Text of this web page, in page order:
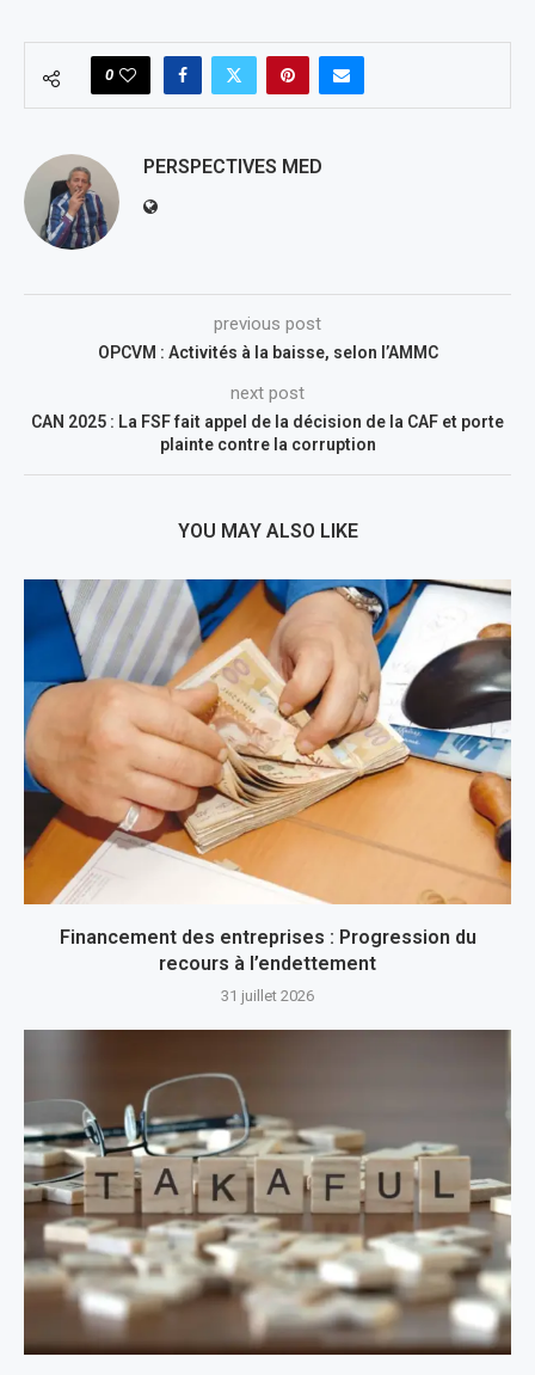
0
PERSPECTIVES MED
previous post
OPCVM : Activités à la baisse, selon l’AMMC
next post
CAN 2025 : La FSF fait appel de la décision de la CAF et porte
plainte contre la corruption
YOU MAY ALSO LIKE
Financement des entreprises : Progression du
recours à l’endettement
31 juillet 2026